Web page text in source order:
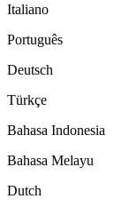
Italiano
Português
Deutsch
Türkçe
Bahasa Indonesia
Bahasa Melayu
Dutch